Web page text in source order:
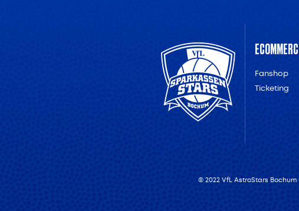
Fanshop
Ticketing
© 2022 VfL AstroStars